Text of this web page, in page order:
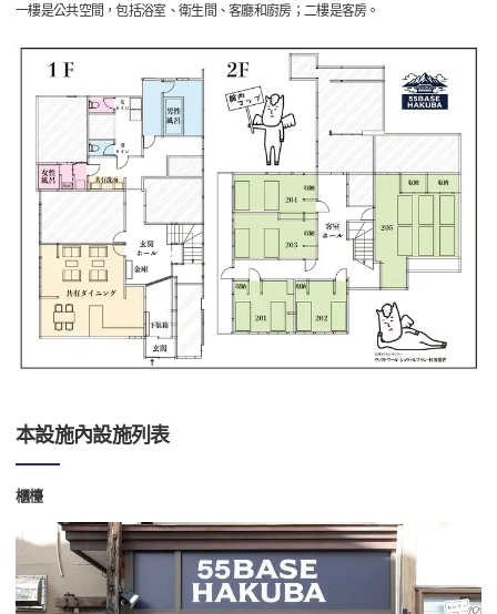
一樓是公共空間，包括浴室、衛生間、客廳和廚房；二樓是客房。
本設施內設施列表
櫃檯